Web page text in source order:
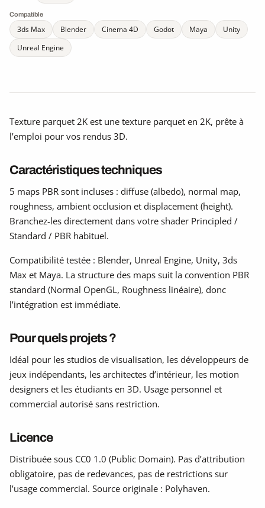
Compatible
3ds Max Blender Cinema 4D Godot Maya
Unity
Unreal Engine
Texture parquet 2K est une texture parquet en 2K, prête à
l’emploi pour vos rendus 3D.
Caractéristiques techniques
5 maps PBR sont incluses : diffuse (albedo), normal map,
roughness, ambient occlusion et displacement (height).
Branchez-les directement dans votre shader Principled /
Standard / PBR habituel.
Compatibilité testée : Blender, Unreal Engine, Unity, 3ds
Max et Maya. La structure des maps suit la convention PBR
standard (Normal OpenGL, Roughness linéaire), donc
l’intégration est immédiate.
Pour quels projets ?
Idéal pour les studios de visualisation, les développeurs de
jeux indépendants, les architectes d’intérieur, les motion
designers et les étudiants en 3D. Usage personnel et
commercial autorisé sans restriction.
Licence
Distribuée sous CC0 1.0 (Public Domain). Pas d’attribution
obligatoire, pas de redevances, pas de restrictions sur
l’usage commercial. Source originale : Polyhaven.